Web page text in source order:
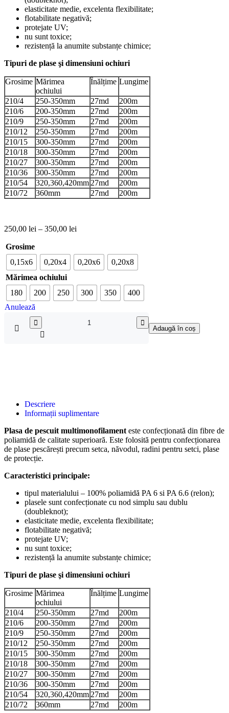
elasticitate medie, excelenta flexibilitate;
flotabilitate negativă;
protejate UV;
nu sunt toxice;
rezistență la anumite substanțe chimice;
Tipuri de plase şi dimensiuni ochiuri
Grosime Mărimea
ochiului
Înălțime Lungime
210/4 250-350mm 27md
200m
210/6
200-350mm 27md
200m
210/9
250-350mm 27md
200m
210/12
250-350mm 27md
200m
210/15
300-350mm 27md
200m
210/18
300-350mm 27md
200m
210/27
300-350mm 27md
200m
210/36
300-350mm 27md
200m
210/54
320,360,420mm 27md
200m
210/72
360mm 27md 200m
250,00 lei – 350,00 lei
Grosime
0,15x6
0,20x4 0,20x6
0,20x8
Mărimea ochiului
180
200 250 300 350
400
Anulează
Adaugă în coș
Descriere
Informații suplimentare
Plasa de pescuit multimonofilament este confecționată din fibre de
poliamidă de calitate superioară. Este folosită pentru confecționarea
de plase pescărești precum setca, năvodul, radini pentru setci, plase
de protecție.
Caracteristici principale:
tipul materialului – 100% poliamidă PA 6 si PA 6.6 (relon);
plasele sunt confecționate cu nod simplu sau dublu
(doubleknot);
elasticitate medie, excelenta flexibilitate;
flotabilitate negativă;
protejate UV;
nu sunt toxice;
rezistență la anumite substanțe chimice;
Tipuri de plase şi dimensiuni ochiuri
Grosime Mărimea
ochiului
Înălțime Lungime
210/4 250-350mm 27md
200m
210/6
200-350mm 27md
200m
210/9
250-350mm 27md
200m
210/12
250-350mm 27md
200m
210/15
300-350mm 27md
200m
210/18
300-350mm 27md
200m
210/27
300-350mm 27md
200m
210/36
300-350mm 27md
200m
210/54
320,360,420mm 27md
200m
210/72
360mm 27md 200m